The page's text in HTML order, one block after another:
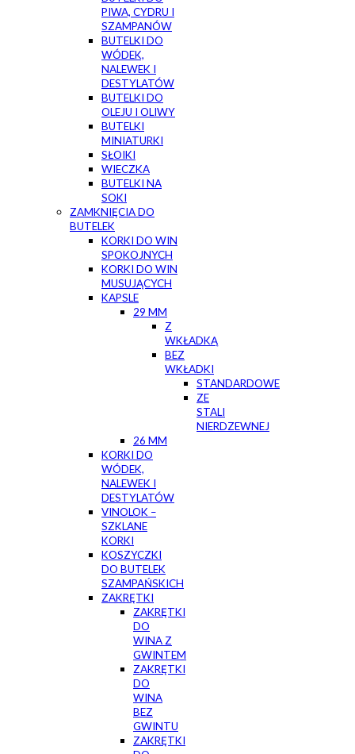
PIWA, CYDRU I
SZAMPANÓW
BUTELKI DO
WÓDEK,
NALEWEK I
DESTYLATÓW
BUTELKI DO
OLEJU I OLIWY
BUTELKI
MINIATURKI
SŁOIKI
WIECZKA
BUTELKI NA
SOKI
ZAMKNIĘCIA DO
BUTELEK
KORKI DO WIN
SPOKOJNYCH
KORKI DO WIN
MUSUJĄCYCH
KAPSLE
29 MM
Z
WKŁADKĄ
BEZ
WKŁADKI
STANDARDOWE
ZE
STALI
NIERDZEWNEJ
26 MM
KORKI DO
WÓDEK,
NALEWEK I
DESTYLATÓW
VINOLOK –
SZKLANE
KORKI
KOSZYCZKI
DO BUTELEK
SZAMPAŃSKICH
ZAKRĘTKI
ZAKRĘTKI
DO
WINA Z
GWINTEM
ZAKRĘTKI
DO
WINA
BEZ
GWINTU
ZAKRĘTKI